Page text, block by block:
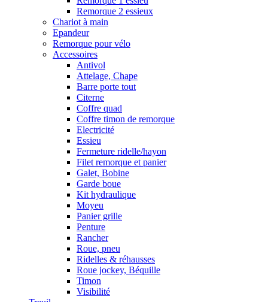
Remorque 2 essieux
Chariot à main
Epandeur
Remorque pour vélo
Accessoires
Antivol
Attelage, Chape
Barre porte tout
Citerne
Coffre quad
Coffre timon de remorque
Electricité
Essieu
Fermeture ridelle/hayon
Filet remorque et panier
Galet, Bobine
Garde boue
Kit hydraulique
Moyeu
Panier grille
Penture
Rancher
Roue, pneu
Ridelles & réhausses
Roue jockey, Béquille
Timon
Visibilité